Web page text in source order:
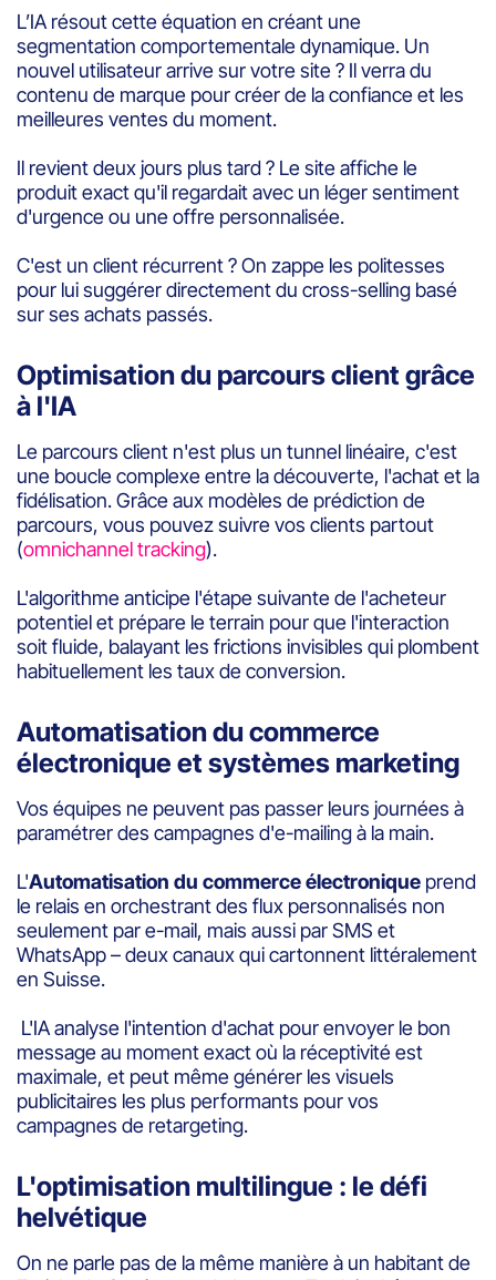
L’IA résout cette équation en créant une
segmentation comportementale dynamique. Un
nouvel utilisateur arrive sur votre site ? Il verra du
contenu de marque pour créer de la confiance et les
meilleures ventes du moment.
Il revient deux jours plus tard ? Le site affiche le
produit exact qu'il regardait avec un léger sentiment
d'urgence ou une offre personnalisée.
C'est un client récurrent ? On zappe les politesses
pour lui suggérer directement du cross-selling basé
sur ses achats passés.
Optimisation du parcours client grâce
à l'IA
Le parcours client n'est plus un tunnel linéaire, c'est
une boucle complexe entre la découverte, l'achat et la
fidélisation. Grâce aux modèles de prédiction de
parcours, vous pouvez suivre vos clients partout
(omnichannel tracking).
L'algorithme anticipe l'étape suivante de l'acheteur
potentiel et prépare le terrain pour que l'interaction
soit fluide, balayant les frictions invisibles qui plombent
habituellement les taux de conversion.
Automatisation du commerce
électronique et systèmes marketing
Vos équipes ne peuvent pas passer leurs journées à
paramétrer des campagnes d'e-mailing à la main.
L'Automatisation du commerce électronique prend
le relais en orchestrant des flux personnalisés non
seulement par e-mail, mais aussi par SMS et
WhatsApp – deux canaux qui cartonnent littéralement
en Suisse.
L'IA analyse l'intention d'achat pour envoyer le bon
message au moment exact où la réceptivité est
maximale, et peut même générer les visuels
publicitaires les plus performants pour vos
campagnes de retargeting.
L'optimisation multilingue : le défi
helvétique
On ne parle pas de la même manière à un habitant de